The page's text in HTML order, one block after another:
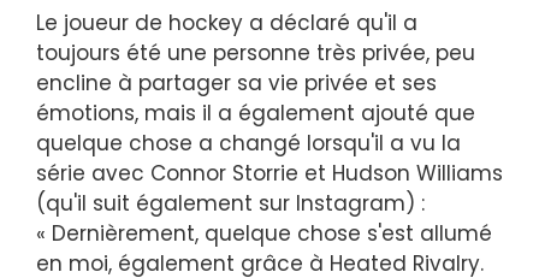
Le joueur de hockey a déclaré qu'il a
toujours été une personne très privée, peu
encline à partager sa vie privée et ses
émotions, mais il a également ajouté que
quelque chose a changé lorsqu'il a vu la
série avec Connor Storrie et Hudson Williams
(qu'il suit également sur Instagram) :
« Dernièrement, quelque chose s'est allumé
en moi, également grâce à Heated Rivalry.